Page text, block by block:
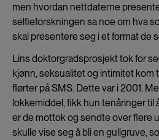
men hvordan nettdaterne
selfieforskningen sa noe om hva
skal presentere seg i et format de
Lins doktorgradsprosjekt tok for
kjønn, seksualitet og intimitet kom
flørter på SMS. Dette var i 2001.
lokkemiddel, fikk hun tenåringer til
er de mottok og sendte over flere
skulle vise seg å bli en gullgruve,